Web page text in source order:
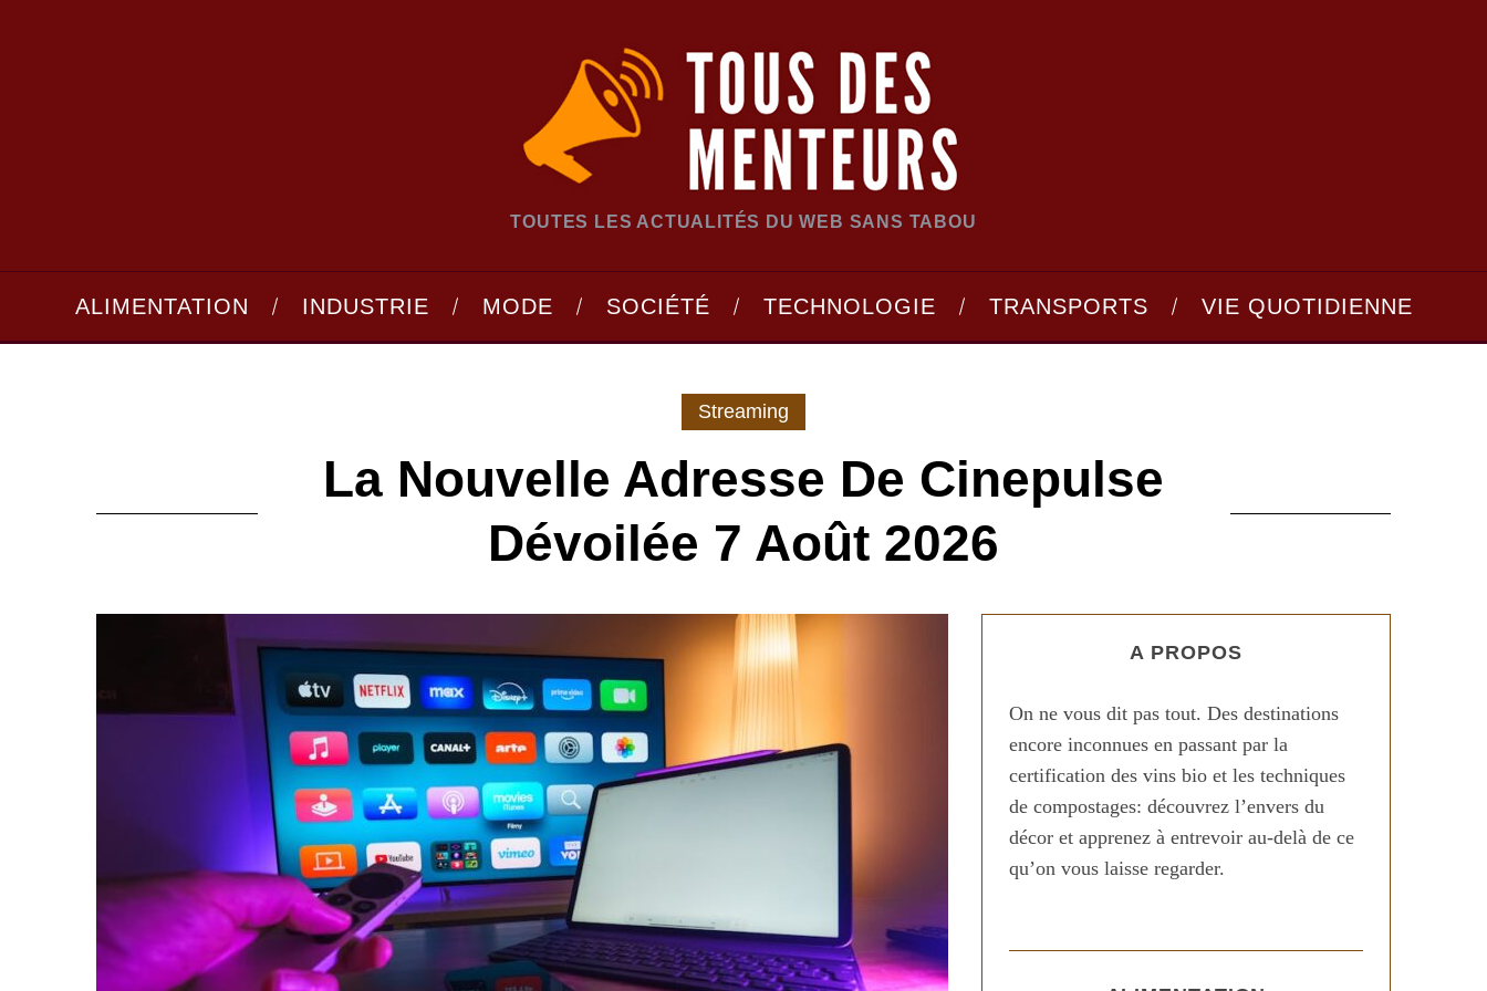
TOUTES LES ACTUALITÉS DU WEB SANS TABOU
ALIMENTATION INDUSTRIE MODE SOCIÉTÉ TECHNOLOGIE TRANSPORTS VIE QUOTIDIENNE
Streaming
La Nouvelle Adresse De Cinepulse
Dévoilée 7 Août 2026
A PROPOS
On ne vous dit pas tout. Des destinations
encore inconnues en passant par la
certification des vins bio et les techniques
de compostages: découvrez l’envers du
décor et apprenez à entrevoir au-delà de ce
qu’on vous laisse regarder.